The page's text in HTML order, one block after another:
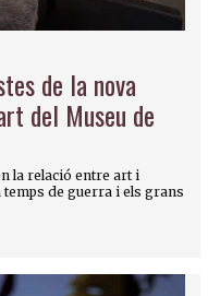
de la nova
del Museu de
la relació entre art i
de guerra i els grans